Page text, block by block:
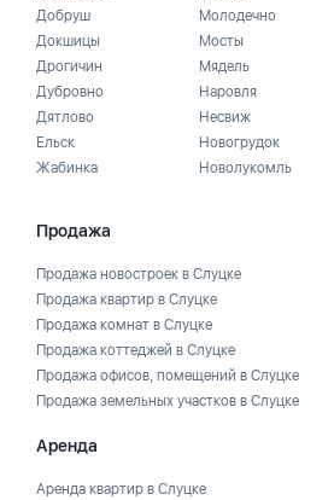
Добруш
Докшицы
Дрогичин
Дубровно
Дятлово
Ельск
Жабинка
Молодечно
Мосты
Мядель
Наровля
Несвиж
Новогрудок
Новолукомль
Продажа
Продажа новостроек в Слуцке
Продажа квартир в Слуцке
Продажа комнат в Слуцке
Продажа коттеджей в Слуцке
Продажа офисов, помещений в Слуцке
Продажа земельных участков в Слуцке
Аренда
Аренда квартир в Слуцке